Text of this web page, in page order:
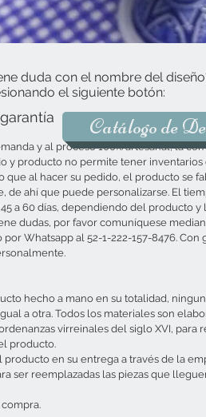
y al proceso 100% artesanal, la
y producto no permite tener inventarios
que al hacer su pedido, el producto se
de ahí que puede personalizarse. El
a 60 días, dependiendo del producto y
dudas, por favor comuníquese
por Whatsapp al 52-1-222-157-8476. Con
hecho a mano en su totalidad,
a otra. Todos los materiales son
virreinales del siglo XVI, para
producto.
producto en su entrega a través de la
ser reemplazadas las piezas que
compra.
duda con el nombre del
el siguiente botón:
Catálogo de